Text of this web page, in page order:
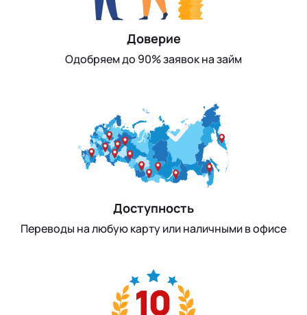
Доверие
Одобряем до 90% заявок на займ
Доступность
Переводы на любую карту или наличными в офисе